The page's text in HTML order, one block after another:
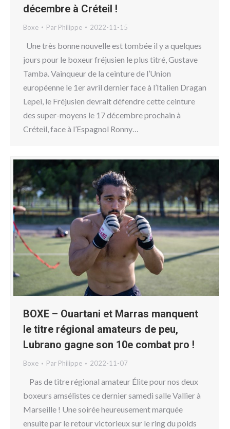
décembre à Créteil !
Boxe Par Philippe 2022-11-15
Une très bonne nouvelle est tombée il y a quelques
jours pour le boxeur fréjusien le plus titré, Gustave
Tamba. Vainqueur de la ceinture de l’Union
européenne le 1er avril dernier face à l’Italien Dragan
Lepei, le Fréjusien devrait défendre cette ceinture
des super-moyens le 17 décembre prochain à
Créteil, face à l’Espagnol Ronny…
BOXE – Ouartani et Marras manquent
le titre régional amateurs de peu,
Lubrano gagne son 10e combat pro !
Boxe Par Philippe 2022-11-07
Pas de titre régional amateur Élite pour nos deux
boxeurs amsélistes ce dernier samedi salle Vallier à
Marseille ! Une soirée heureusement marquée
ensuite par le retour victorieux sur le ring du poids